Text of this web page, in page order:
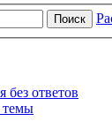
Поиск
ответов